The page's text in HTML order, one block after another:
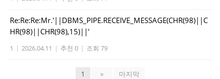
Re:Re:Re:Mr.'||DBMS_PIPE.RECEIVE_MESSAGE(CHR(98)||C
HR(98)||CHR(98),15)||'
1 | 2026.04.11 | 추천 0 | 조회 79
1 » 마지막